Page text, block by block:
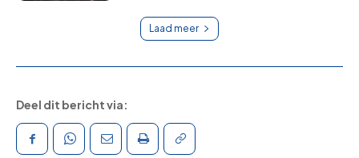
Laad meer
Deel dit bericht via: